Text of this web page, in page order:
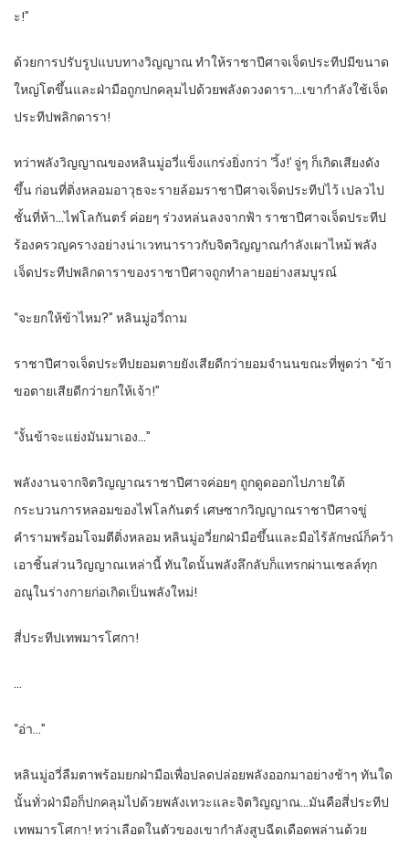
ะ!”
ด้วยการปรับรูปแบบทางวิญญาณ ทำให้ราชาปีศาจเจ็ดประทีปมีขนาด
ใหญ่โตขึ้นและฝ่ามือถูกปกคลุมไปด้วยพลังดวงดารา…เขากำลังใช้เจ็ด
ประทีปพลิกดารา!
ทว่าพลังวิญญาณของหลินมู่อวี่แข็งแกร่งยิ่งกว่า ‘วิ้ง!’ จู่ๆ ก็เกิดเสียงดัง
ขึ้น ก่อนที่ติ่งหลอมอาวุธจะรายล้อมราชาปีศาจเจ็ดประทีปไว้ เปลวไป
ชั้นที่ห้า…ไฟโลกันตร์ ค่อยๆ ร่วงหล่นลงจากฟ้า ราชาปีศาจเจ็ดประทีป
ร้องครวญครางอย่างน่าเวทนาราวกับจิตวิญญาณกำลังเผาไหม้ พลัง
เจ็ดประทีปพลิกดาราของราชาปีศาจถูกทำลายอย่างสมบูรณ์
“จะยกให้ข้าไหม?” หลินมู่อวี่ถาม
ราชาปีศาจเจ็ดประทีปยอมตายยังเสียดีกว่ายอมจำนนขณะที่พูดว่า “ข้า
ขอตายเสียดีกว่ายกให้เจ้า!”
“งั้นข้าจะแย่งมันมาเอง…”
พลังงานจากจิตวิญญาณราชาปีศาจค่อยๆ ถูกดูดออกไปภายใต้
กระบวนการหลอมของไฟโลกันตร์ เศษซากวิญญาณราชาปีศาจขู่
คำรามพร้อมโจมตีติ่งหลอม หลินมู่อวี่ยกฝ่ามือขึ้นและมือไร้ลักษณ์ก็คว้า
เอาชิ้นส่วนวิญญาณเหล่านี้ ทันใดนั้นพลังลึกลับก็แทรกผ่านเซลล์ทุก
อณูในร่างกายก่อเกิดเป็นพลังใหม่!
สี่ประทีปเทพมารโศกา!
…
“อ่า…”
หลินมู่อวี่ลืมตาพร้อมยกฝ่ามือเพื่อปลดปล่อยพลังออกมาอย่างช้าๆ ทันใด
นั้นทั่วฝ่ามือก็ปกคลุมไปด้วยพลังเทวะและจิตวิญญาณ…มันคือสี่ประทีป
เทพมารโศกา! ทว่าเลือดในตัวของเขากำลังสูบฉีดเดือดพล่านด้วย